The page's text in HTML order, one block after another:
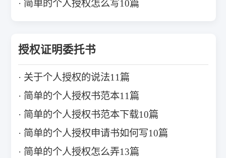
简单的个人授权怎么写10篇
授权证明委托书
关于个人授权的说法11篇
简单的个人授权书范本11篇
简单的个人授权书范本下载10篇
简单的个人授权申请书如何写10篇
简单的个人授权怎么弄13篇